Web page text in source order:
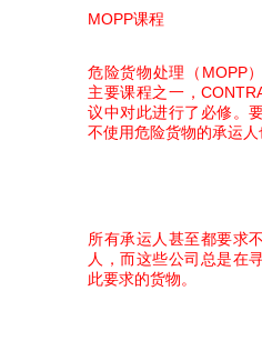
MOPP课程
危险货物处理（MOPP
主要课程之一，
议中对此进行了必修。
不使用危险货物的承运人
所有承运人甚至都要求
人，而这些公司总是在
此要求的货物。